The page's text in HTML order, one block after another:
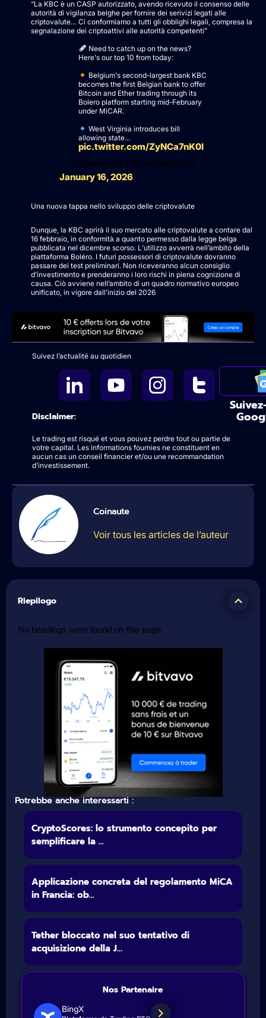
“La KBC è un CASP autorizzato, avendo ricevuto il consenso delle
autorità di vigilanza belghe per fornire dei serivizi legati alle
criptovalute… Ci conformiamo a tutti gli obblighi legali, compresa la
segnalazione dei criptoattivi alle autorità competenti”
Need to catch up on the news?
Here's our top 10 from today:
Belgium's second-largest bank KBC
becomes the first Belgian bank to offer
Bitcoin and Ether trading through its
Bolero platform starting mid-February
under MiCAR.
West Virginia introduces bill
allowing state…
pic.twitter.com/ZyNCa7nK0l
— Cointelegraph (@Cointelegraph)
January 16, 2026
Una nuova tappa nello sviluppo delle criptovalute
Dunque, la KBC aprirà il suo mercato alle criptovalute a contare dal
16 febbraio, in conformità a quanto permesso dalla legge belga
pubblicata nel dicembre scorso. L’utilizzo avverrà nell’ambito della
piattaforma Boléro. I futuri possessori di criptovalute dovranno
passare dei test preliminari. Non riceveranno alcun consiglio
d’investimento e prenderanno i loro rischi in piena cognizione di
causa. Ciò avviene nell’ambito di un quadro normativo europeo
unificato, in vigore dall’inizio del 2026
Suivez l’actualité au quotidien
Disclaimer:
Le trading est risqué et vous pouvez perdre tout ou partie de
votre capital. Les informations fournies ne constituent en
aucun cas un conseil financier et/ou une recommandation
d’investissement.
Coinaute
Voir tous les articles de l’auteur
Riepilogo
No headings were found on this page.
Potrebbe anche interessarti :
CryptoScores: lo strumento concepito per
semplificare la ...
Applicazione concreta del regolamento MiCA
in Francia: ob...
Tether bloccato nel suo tentativo di
acquisizione della J...
Nos Partenaire
BingX